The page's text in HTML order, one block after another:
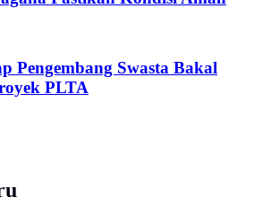
Pengembang Swasta Bakal
PLTA